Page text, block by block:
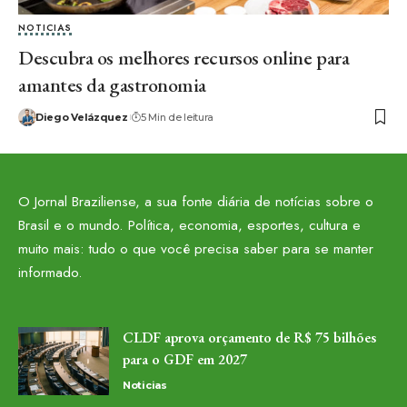
NOTICIAS
Descubra os melhores recursos online para
amantes da gastronomia
Diego Velázquez 5 Min de leitura
O Jornal Braziliense, a sua fonte diária de notícias sobre o
Brasil e o mundo. Política, economia, esportes, cultura e
muito mais: tudo o que você precisa saber para se manter
informado.
CLDF aprova orçamento de R$ 75 bilhões
para o GDF em 2027
Noticias